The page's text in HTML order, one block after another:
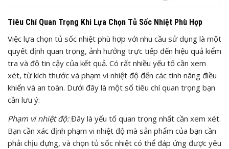
Tiêu Chí Quan Trọng Khi Lựa Chọn Tủ Sốc Nhiệt Phù Hợp
Việc lựa chọn tủ sốc nhiệt phù hợp với nhu cầu sử dụng là một
quyết định quan trọng, ảnh hưởng trực tiếp đến hiệu quả kiểm
tra và độ tin cậy của kết quả. Có rất nhiều yếu tố cần xem
xét, từ kích thước và phạm vi nhiệt độ đến các tính năng điều
khiển và an toàn. Dưới đây là một số tiêu chí quan trọng bạn
cần lưu ý:
Phạm vi nhiệt độ:Đây là yếu tố quan trọng nhất cần xem xét.
Bạn cần xác định phạm vi nhiệt độ mà sản phẩm của bạn cần
phải chịu đựng, và chọn tủ sốc nhiệt có thể đáp ứng được yêu